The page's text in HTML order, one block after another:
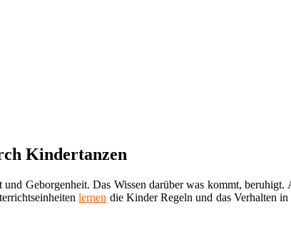
Kindertanzen
Geborgenheit. Das Wissen darüber was kommt,
lernen die Kinder Regeln und das Verhalten